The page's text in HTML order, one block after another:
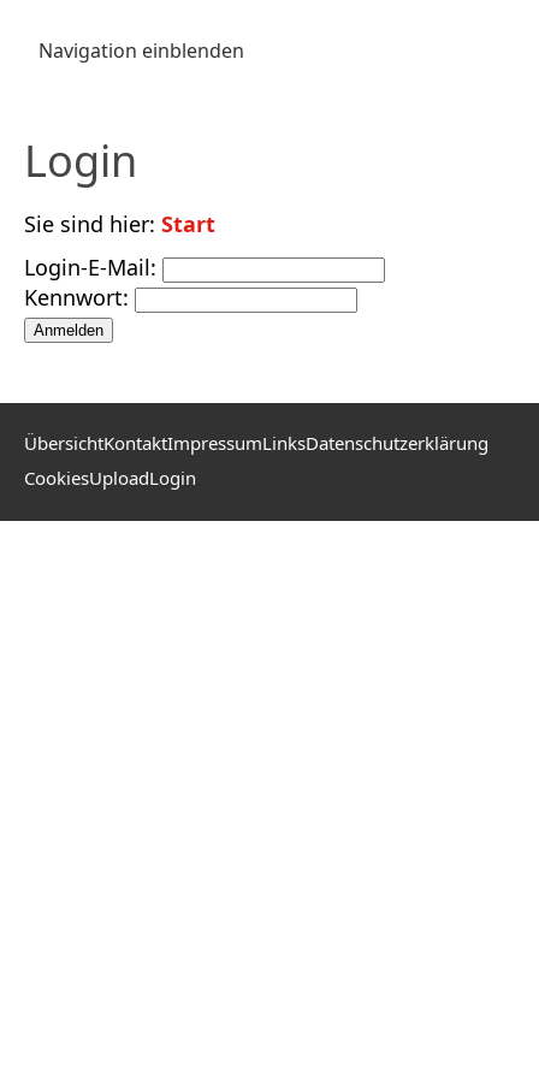
Navigation einblenden
Login
Sie sind hier: Start
Login-E-Mail:
Kennwort:
ÜbersichtKontaktImpressumLinksDatenschutzerklärung
CookiesUploadLogin